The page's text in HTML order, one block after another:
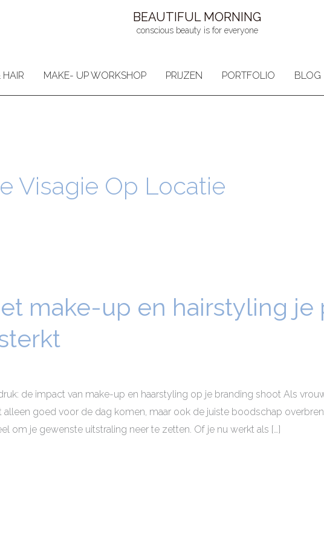
BEAUTIFUL MORNING
conscious beauty is for everyone
MAKE- UP WORKSHOP PRIJZEN PORTFOLIO BLOG
Visagie Op Locatie
make-up en hairstyling je
de impact van make-up en haarstyling op je branding shoot Als
alleen goed voor de dag komen, maar ook de juiste boodschap
om je gewenste uitstraling neer te zetten. Of je nu werkt als […]